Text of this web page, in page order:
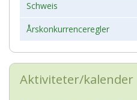
Schweis
Årskonkurrenceregler
Aktiviteter/kalender